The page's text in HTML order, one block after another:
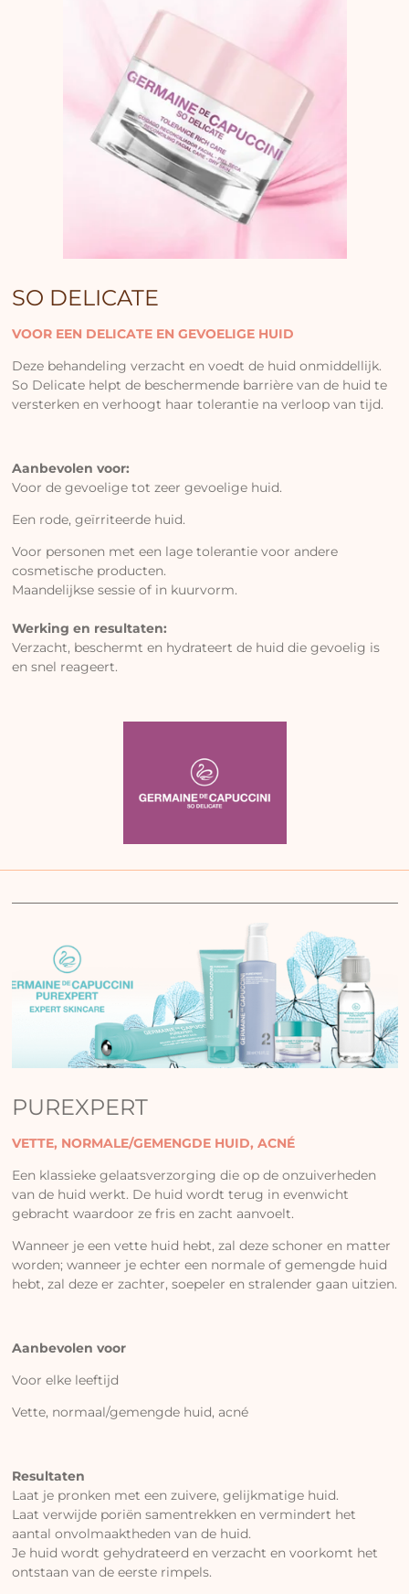
SO DELICATE
VOOR EEN DELICATE EN GEVOELIGE HUID
Deze behandeling verzacht en voedt de huid onmiddellijk.
So Delicate helpt de beschermende barrière van de huid te
versterken en verhoogt haar tolerantie na verloop van tijd.
Aanbevolen voor:
Voor de gevoelige tot zeer gevoelige huid.
Een rode, geïrriteerde huid.
Voor personen met een lage tolerantie voor andere
cosmetische producten.
Maandelijkse sessie of in kuurvorm.
Werking en resultaten:
Verzacht, beschermt en hydrateert de huid die gevoelig is
en snel reageert.
PUREXPERT
VETTE, NORMALE/GEMENGDE HUID, ACNÉ
Een klassieke gelaatsverzorging die op de onzuiverheden
van de huid werkt. De huid wordt terug in evenwicht
gebracht waardoor ze fris en zacht aanvoelt.
Wanneer je een vette huid hebt, zal deze schoner en matter
worden; wanneer je echter een normale of gemengde huid
hebt, zal deze er zachter, soepeler en stralender gaan uitzien.
Aanbevolen voor
Voor elke leeftijd
Vette, normaal/gemengde huid, acné
Resultaten
Laat je pronken met een zuivere, gelijkmatige huid.
Laat verwijde poriën samentrekken en vermindert het
aantal onvolmaaktheden van de huid.
Je huid wordt gehydrateerd en verzacht en voorkomt het
ontstaan van de eerste rimpels.